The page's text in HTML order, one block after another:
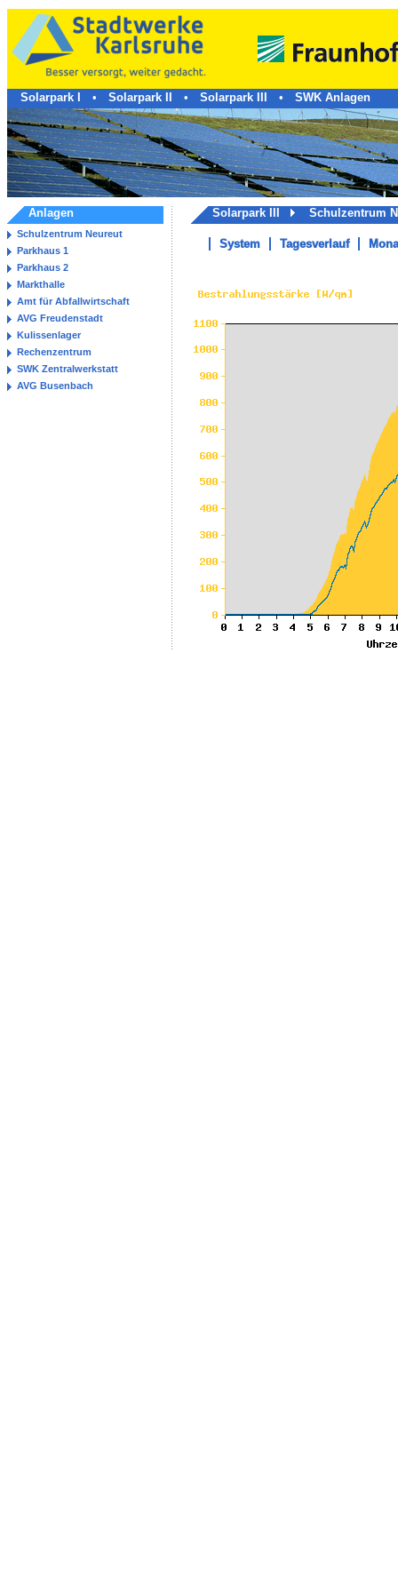
Solarpark I • Solarpark II • Solarpark III • SWK Anlagen
Anlagen
Schulzentrum Neureut
Parkhaus 1
Parkhaus 2
Markthalle
Amt für Abfallwirtschaft
AVG Freudenstadt
Kulissenlager
Rechenzentrum
SWK Zentralwerkstatt
AVG Busenbach
Solarpark III Schulzentrum
System Tagesverlauf